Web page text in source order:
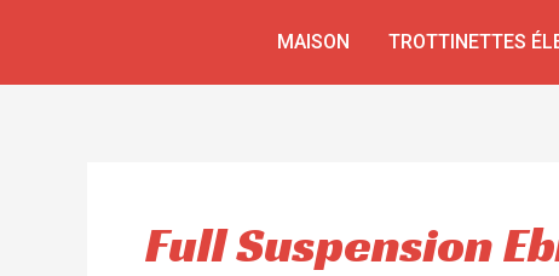
MAISON TROTTINETTES
Full Suspension